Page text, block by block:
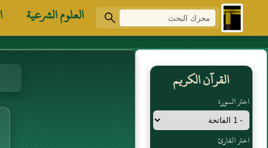
العلوم الشرعية
القرآن الكريم
اختر السورة
اختر القارئ